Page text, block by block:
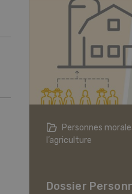
Personnes
l’agriculture
Dossier